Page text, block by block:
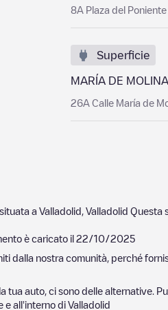
8A Plaza del
Superficie
MARÍA DE
26A Calle María de
a Valladolid Valladolid Questa
è caricato il 22/10/2025
dalla nostra comunità, perché
tua auto, ci sono delle alternative.
e all'interno di Valladolid